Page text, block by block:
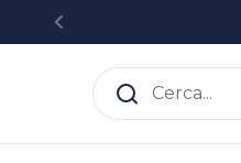
Precedente